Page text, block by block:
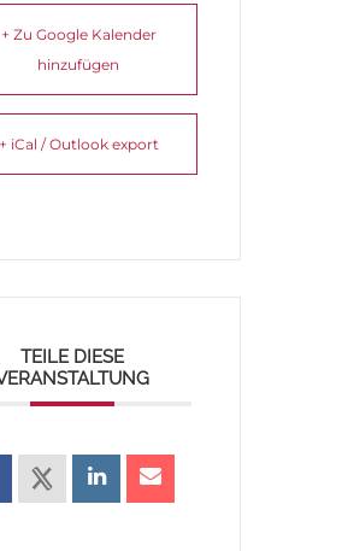
+ Zu Google Kalender
hinzufügen
+ iCal / Outlook export
TEILE DIESE